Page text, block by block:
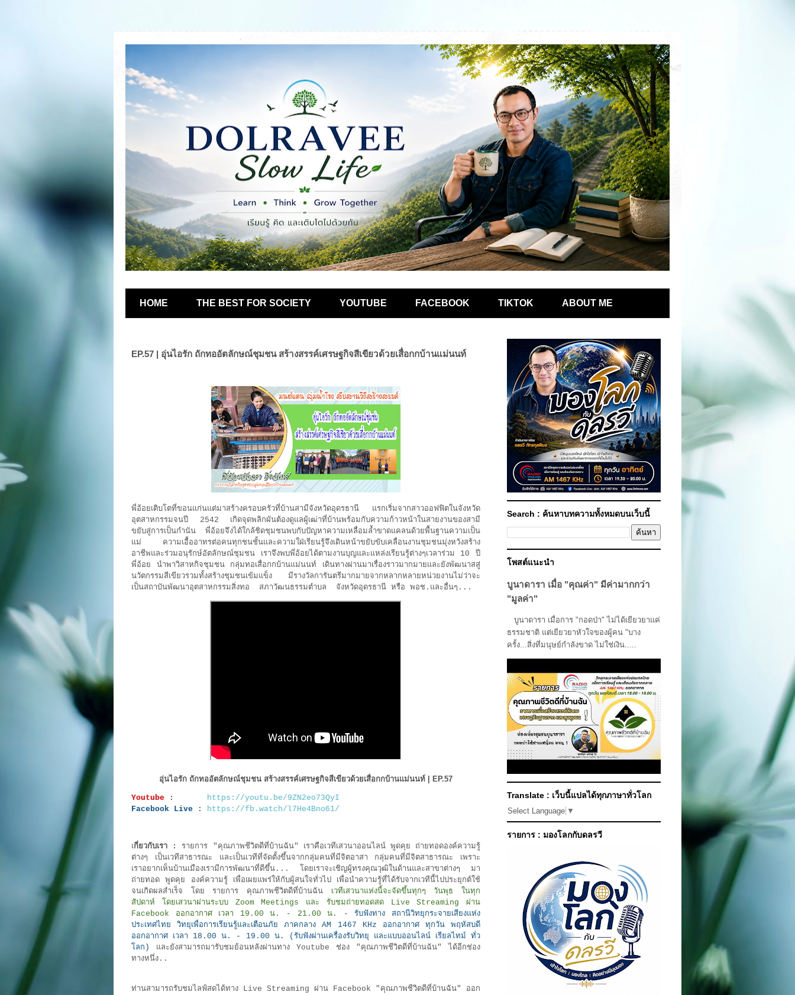
HOME THE BEST FOR SOCIETY YOUTUBE FACEBOOK TIKTOK ABOUT ME
EP.57 | อุ่นไอรัก ถักทออัตลักษณ์ชุมชน สร้างสรรค์เศรษฐกิจสีเขียวด้วยเสื่อกกบ้านแม่นนท์
พี่อ้อยเติบโตที่ขอนแก่นแต่มาสร้างครอบครัวที่บ้านสามีจังหวัดอุดรธานี แรกเริ่มจากสาวออฟฟิตในจังหวัด
อุตสาหกรรมจนปี 2542 เกิดจุดพลิกผันต้องดูแลผู้เฒ่าที่บ้านพร้อมกับความก้าวหน้าในสายงานของสามี
ขยับสู่การเป็นกำนัน พี่อ้อยจึงได้ใกล้ชิดชุมชนพบกับปัญหาความเหลื่อมล้ำขาดแคลนด้วยพื้นฐานความเป็น
แม่ ความเอื้ออาทรต่อคนทุกชนชั้นและความใฝ่เรียนรู้จึงเดินหน้าขยับขับเคลื่อนงานชุมชนมุ่งหวังสร้าง
อาชีพและร่วมอนุรักษ์อัตลักษณ์ชุมชน เราจึงพบพี่อ้อยได้ตามงานบุญและแหล่งเรียนรู้ต่างๆเวลาร่วม 10 ปี
พี่อ้อย นำพาวิสาหกิจชุมชน กลุ่มทอเสื่อกกบ้านแม่นนท์ เดินทางผ่านมาเรื่องราวมากมายและยังพัฒนาสสู่
นวัตกรรมสีเขียวรวมทั้งสร้างชุมชนเข้มแข็ง มีรางวัลการันตรีมากมายจากหลากหลายหน่วยงานไม่ว่าจะ
เป็นสถาบันพัฒนาอุตสาหกรรมสิ่งทอ สภาวัฒนธรรมตำบล จังหวัดอุดรธานี หรือ พอช.และอื่นๆ...
อุ่นไอรัก ถักทออัตลักษณ์ชุมชน สร้างสรรค์เศรษฐกิจสีเขียวด้วยเสื่อกกบ้านแม่นนท์ | EP.57
Youtube :
https://youtu.be/9ZN2eo73QyI
Facebook Live : https://fb.watch/l7He4Bno61/
เกี่ยวกับเรา :
รายการ "คุณภาพชีวิตดีที่บ้านฉัน" เราคือเวทีเสวนาออนไลน์ พูดคุย ถ่ายทอดองค์ความรู้
ต่างๆ เป็นเวทีสาธารณะ และเป็นเวทีที่จัดตั้งขึ้นจากกลุ่มคนที่มีจิตอาสา กลุ่มคนที่มีจิตสาธารณะ เพราะ
เราอยากเห็นบ้านเมืองเรามีการพัฒนาที่ดีขึ้น... โดยเราจะเชิญผู้ทรงคุณวุฒิในด้านและสาขาต่างๆ มา
ถ่ายทอด พูดคุย องค์ความรู้ เพื่อเผยแพร่ให้กับผู้สนใจทั่วไป เพื่อนำความรู้ที่ได้รับจากเวทีนี้ไปประยุกต์ใช้
จนเกิดผลสำเร็จ โดย รายการ คุณภาพชีวิตดีที่บ้านฉัน เวทีเสวนาแห่งนี้จะจัดขึ้นทุกๆ วันพุธ ในทุก
สัปดาห์ โดยเสวนาผ่านระบบ Zoom Meetings และ รับชมถ่ายทอดสด Live Streaming ผ่าน
Facebook ออกอากาศ เวลา 19.00 น. - 21.00 น.
-รับฟังทาง สถานีวิทยุกระจายเสียงแห่ง
ประเทศไทย วิทยุเพื่อการเรียนรู้และเตือนภัย ภาคกลาง AM 1467 KHz ออกอากาศ ทุกวัน พฤหัสบดี
ออกอากาศ เวลา 18.00 น. - 19.00 น. (รับฟังผ่านเครื่องรับวิทยุ และแบบออนไลน์ เรียลไทม์ ทั่ว
โลก)
และยังสามารถมารับชมย้อนหลังผ่านทาง Youtube ช่อง "คุณภาพชีวิตดีที่บ้านฉัน" ได้อีกช่อง
ทางหนึ่ง..
ท่านสามารถรับชมไลฟ์สดได้ทาง Live Streaming ผ่าน Facebook "คุณภาพชีวิตดีที่บ้านฉัน" ออก
Search : ค้นหาบทความทั้งหมดบนเว็บนี้
โพสต์แนะนำ
บูนาดารา เมื่อ "คุณค่า" มีค่ามากกว่า
"มูลค่า"
บูนาดารา เมื่อการ "กอดป่า" ไม่ได้เยียวยาแค่
ธรรมชาติ แต่เยียวยาหัวใจของผู้คน "บาง
ครั้ง...สิ่งที่มนุษย์กำลังขาด ไม่ใช่เงิน.....
Translate : เว็บนี้แปลได้ทุกภาษาทั่วโลก
Select Language ▼
รายการ : มองโลกกับดลรวี